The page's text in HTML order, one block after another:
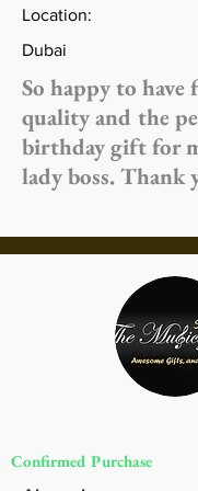
Location:
Dubai
So happy to
quality and the
birthday gift for
lady boss. Thank
Confirmed Purchase